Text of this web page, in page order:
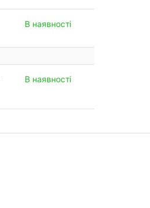
В наявності
В наявності